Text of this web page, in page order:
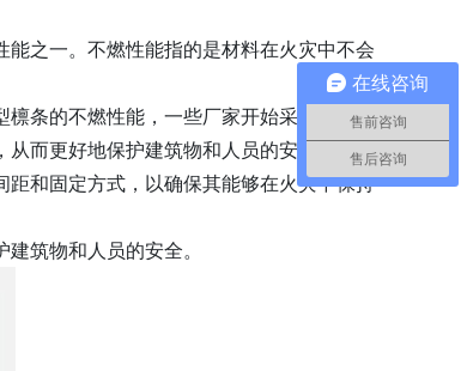
之一。不燃性能指的是材料在火灾中不会
条的不燃性能，一些厂家开始采用更加高
而更好地保护建筑物和人员的安全。
和固定方式，以确保其能够在火灾中保持
筑物和人员的安全。
在线咨询
售前咨询
售后咨询